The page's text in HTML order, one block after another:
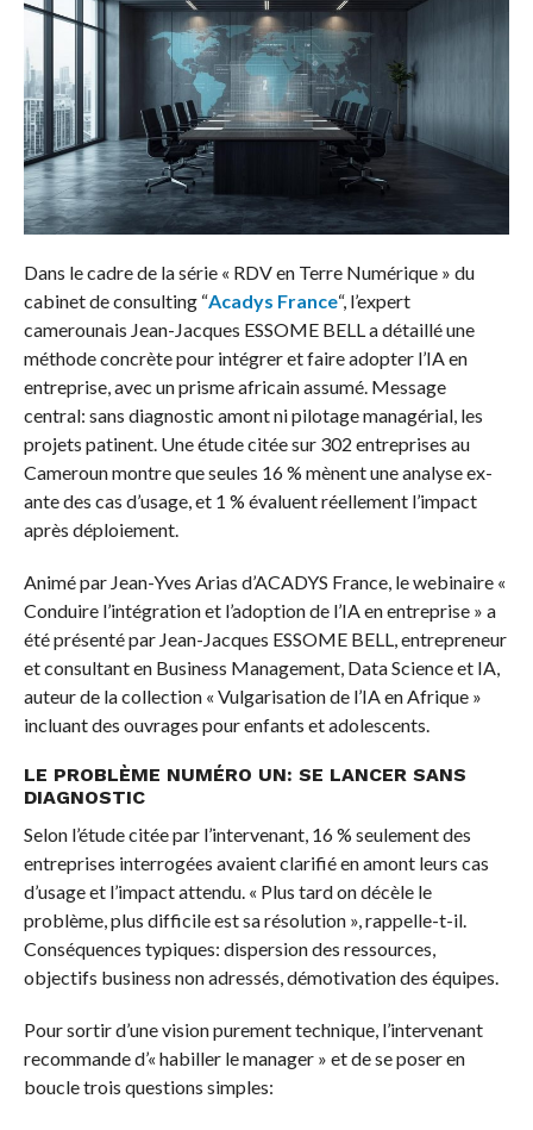
Dans le cadre de la série « RDV en Terre Numérique » du
cabinet de consulting “Acadys France“, l’expert
camerounais Jean-Jacques ESSOME BELL a détaillé une
méthode concrète pour intégrer et faire adopter l’IA en
entreprise, avec un prisme africain assumé. Message
central: sans diagnostic amont ni pilotage managérial, les
projets patinent. Une étude citée sur 302 entreprises au
Cameroun montre que seules 16 % mènent une analyse ex-
ante des cas d’usage, et 1 % évaluent réellement l’impact
après déploiement.
Animé par Jean-Yves Arias d’ACADYS France, le webinaire «
Conduire l’intégration et l’adoption de l’IA en entreprise » a
été présenté par Jean-Jacques ESSOME BELL, entrepreneur
et consultant en Business Management, Data Science et IA,
auteur de la collection « Vulgarisation de l’IA en Afrique »
incluant des ouvrages pour enfants et adolescents.
LE PROBLÈME NUMÉRO UN: SE LANCER SANS
DIAGNOSTIC
Selon l’étude citée par l’intervenant, 16 % seulement des
entreprises interrogées avaient clarifié en amont leurs cas
d’usage et l’impact attendu. « Plus tard on décèle le
problème, plus difficile est sa résolution », rappelle-t-il.
Conséquences typiques: dispersion des ressources,
objectifs business non adressés, démotivation des équipes.
Pour sortir d’une vision purement technique, l’intervenant
recommande d’« habiller le manager » et de se poser en
boucle trois questions simples: